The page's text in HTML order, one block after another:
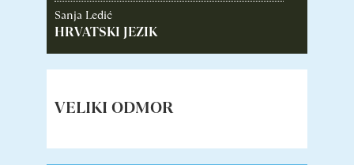
Sanja Ledić
HRVATSKI JEZIK
VELIKI ODMOR